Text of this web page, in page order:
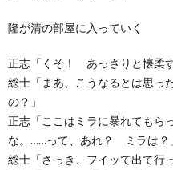
隆が清の部屋に入っていく
正志「くそ！ あっさりと懐柔
総士「まあ、こうなるとは思
の？」
正志「ここはミラに暴れてもら
な。……って、あれ？ ミラは？
総士「さっき、フイッて出て行